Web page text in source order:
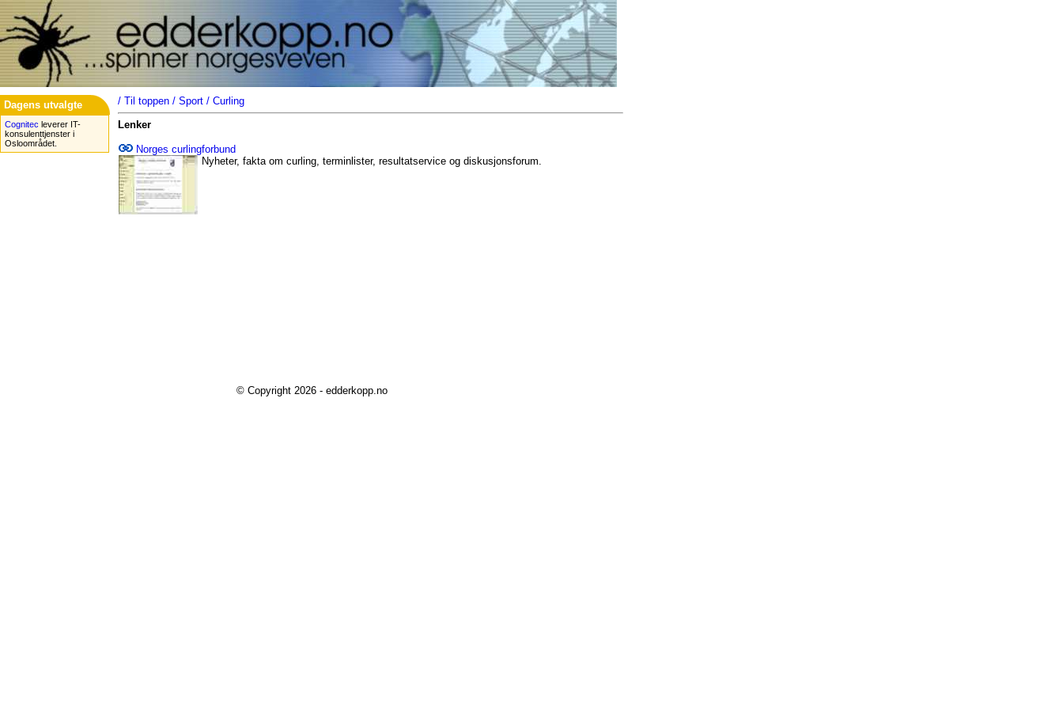
Dagens utvalgte
Cognitec leverer IT-
konsulenttjenster i
Osloområdet.
/ Til toppen / Sport / Curling
Lenker
Norges curlingforbund
Nyheter, fakta om curling, terminlister, resultatservice og diskusjonsforum.
© Copyright 2026 - edderkopp.no